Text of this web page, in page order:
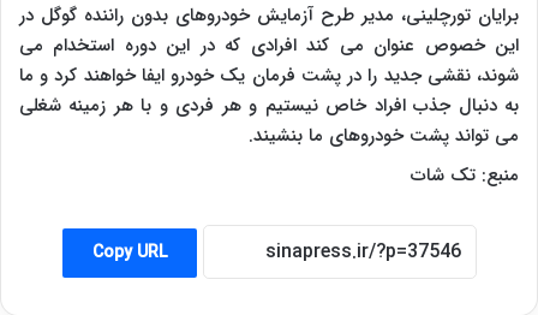
برایان تورچلینی، مدیر طرح آزمایش خودروهای بدون راننده گوگل در
این خصوص عنوان می کند افرادی که در این دوره استخدام می
شوند، نقشی جدید را در پشت فرمان یک خودرو ایفا خواهند کرد و ما
به دنبال جذب افراد خاص نیستیم و هر فردی و با هر زمینه شغلی
می تواند پشت خودروهای ما بنشیند.
منبع: تک شات
Copy URL